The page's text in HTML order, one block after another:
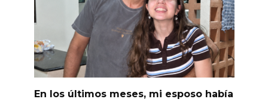
En los últimos meses, mi esposo había